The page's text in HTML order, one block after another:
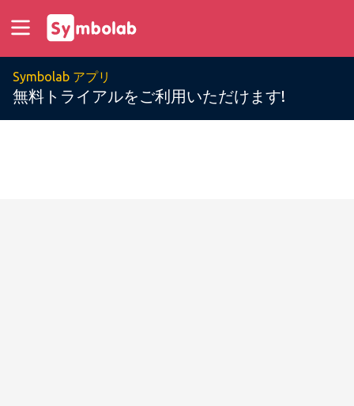
Symbolab アプリ
無料トライアルをご利用いただけます!